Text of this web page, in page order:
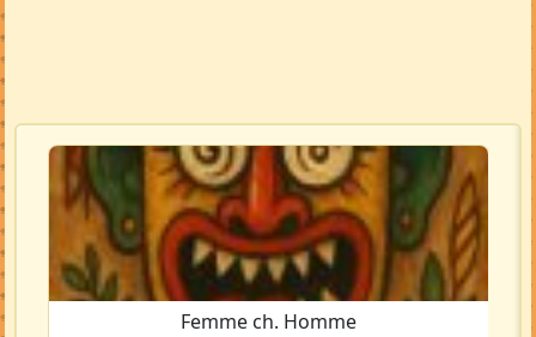
Femme ch. Homme